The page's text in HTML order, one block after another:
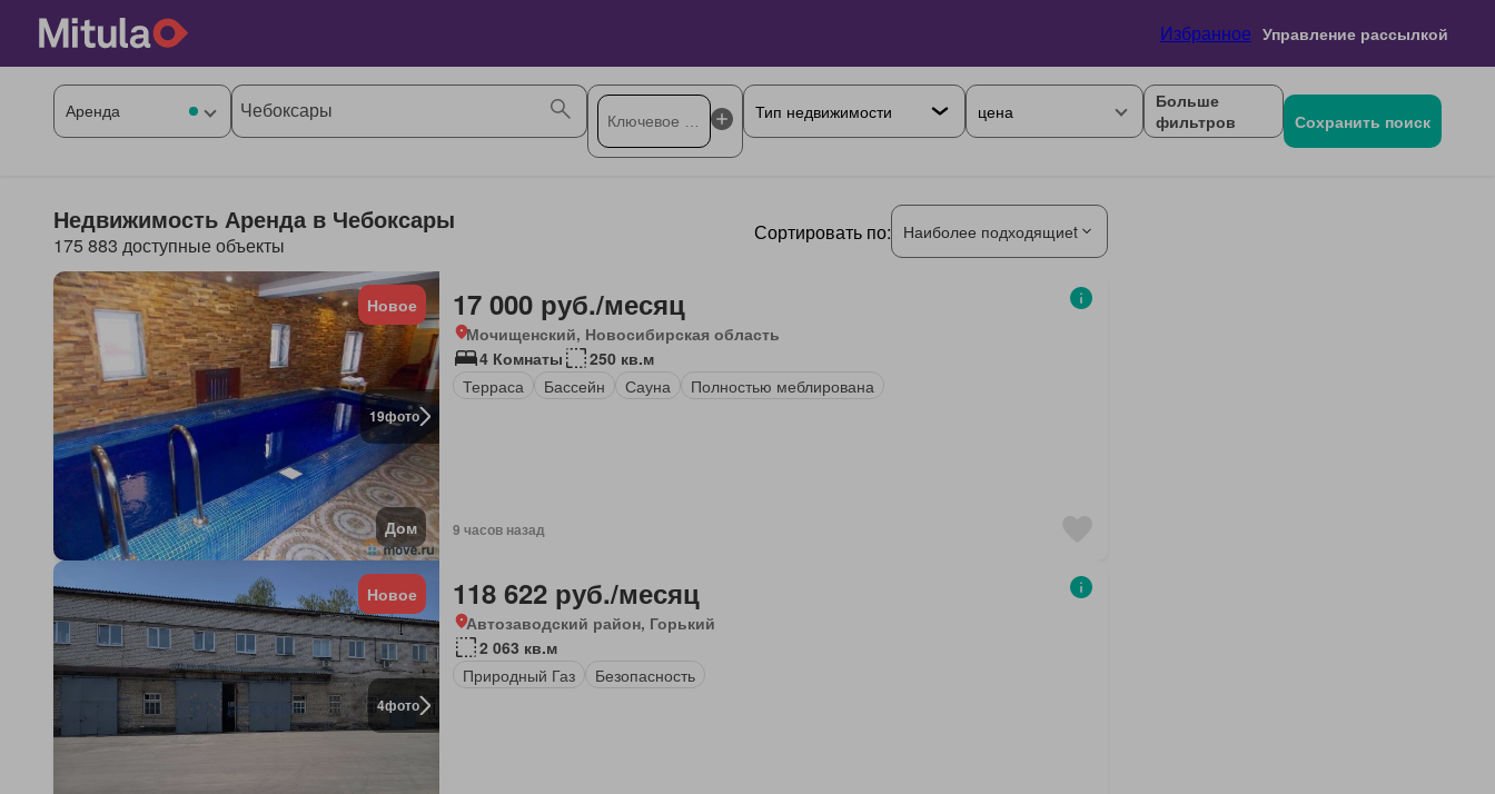
Избранное Управление рассылкой
цена
Больше
фильтров
Сохранить поиск
Недвижимость Аренда в Чебоксары
175 883 доступные объекты
Сортировать по: Наиболее подходящиеt
19фото
Новое
Дом
17 000 руб./месяц
Мочищенский, Новосибирская область
4 Комнаты
250 кв.м
Терраса
Бассейн Сауна Полностью меблирована
9 часов назад
4фото
Новое 118 622 руб./месяц
Автозаводский район, Горький
2 063 кв.м
Природный Газ
Безопасность